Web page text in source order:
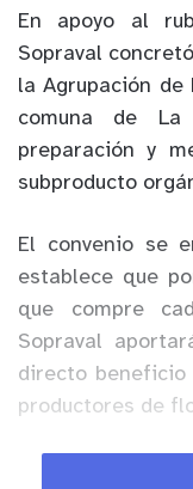
En apoyo al
Sopraval
la Agrupación
comuna de
preparación y
subproducto
El convenio se
establece que
que compre
Sopraval
directo beneficio
productores de